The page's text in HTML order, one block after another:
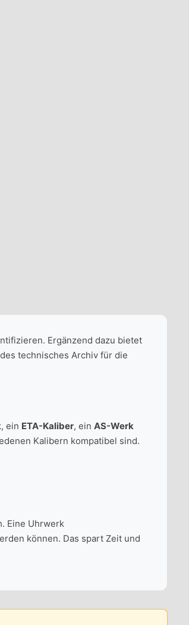
Ergänzend dazu bietet
technisches Archiv für die
, ein ETA-Kaliber, ein AS-Werk
Kalibern kompatibel sind.
Eine Uhrwerk
können. Das spart Zeit und